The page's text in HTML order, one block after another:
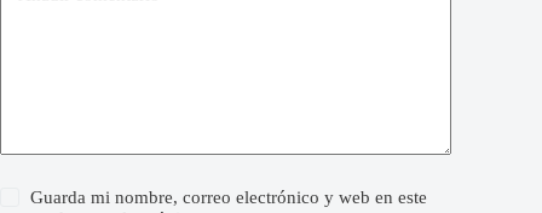
Guarda mi nombre, correo electrónico y web en este